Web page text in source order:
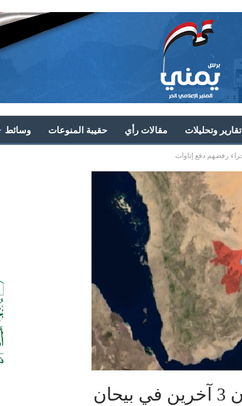
تقارير وتحليلات مقالات رأي حقيبة المنوعات وسائط
مرتزقة العدوان يقتلون تاجراً ويصيبون 3 آخرين في بيحان